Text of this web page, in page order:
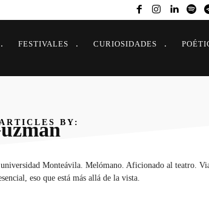
FESTIVALES CURIOSIDADES
BY:
universidad Monteávila. Melómano. Aficionado al teatro.
eso que está más allá de la vista.